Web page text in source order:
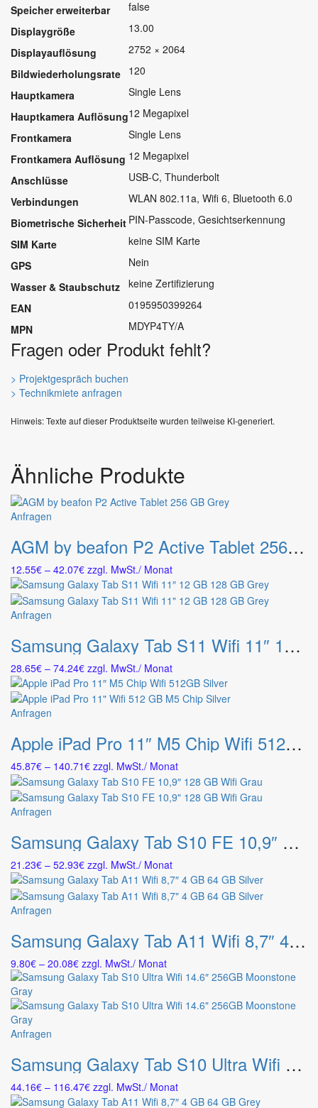
Speicher erweiterbar
false
Displaygröße
13.00
Displayauflösung
2752 × 2064
Bildwiederholungsrate 120
Hauptkamera
Single Lens
Hauptkamera Auflösung12 Megapixel
Frontkamera
Single Lens
Frontkamera Auflösung 12 Megapixel
Anschlüsse
USB-C, Thunderbolt
Verbindungen
WLAN 802.11a, Wifi 6, Bluetooth 6.0
Biometrische Sicherheit PIN-Passcode, Gesichtserkennung
SIM Karte
keine SIM Karte
GPS
Nein
Wasser & Staubschutz keine Zertifizierung
EAN
0195950399264
MPN
MDYP4TY/A
Fragen oder Produkt fehlt?
> Projektgespräch buchen
> Technikmiete anfragen
Hinweis: Texte auf dieser Produktseite wurden teilweise KI-generiert.
Ähnliche Produkte
Anfragen
weist
mehrere
Varianten
auf.
Die
auf
der
Produktseite
gewählt
werden
AGM by beafon P2 Active Tablet 256 GB Grey
12.55€ – 42.07€Preisspanne:
12.55€
bis
42.07€
zzgl. MwSt./ Monat
Anfragen
weist
mehrere
Varianten
auf.
Die
auf
Produktseite
gewählt
werden
Samsung Galaxy Tab S11 Wifi 11″ 12 GB 128 GB Grey
28.65€ – 74.24€Preisspanne:
28.65€
bis
74.24€
zzgl. MwSt./ Monat
Anfragen
weist
mehrere
Varianten
auf.
Die
auf
Produktseite
gewählt
werden
Apple iPad Pro 11″ M5 Chip Wifi 512GB Silver
45.87€ – 140.71€Preisspanne:
45.87€
bis
140.71€
zzgl. MwSt./ Monat
Anfragen
weist
mehrere
Varianten
auf.
Die
auf
der
Produktseite
gewählt
Samsung Galaxy Tab S10 FE 10,9″ 128 GB Wifi Grau
21.23€ – 52.93€Preisspanne:
21.23€
bis
52.93€
zzgl. MwSt./ Monat
Anfragen
weist
mehrere
Varianten
auf.
Optionen
Produktseite
werden
Samsung Galaxy Tab A11 Wifi 8,7″ 4 GB 64 GB Silver
9.80€ – 20.08€Preisspanne:
9.80€
20.08€
zzgl. MwSt./ Monat
Anfragen
weist
mehrere
Varianten
auf.
Samsung Galaxy Tab S10 Ultra Wifi 14.6″ 256GB Moonstone Gray
44.16€ – 116.47€Preisspanne:
44.16€
zzgl. MwSt./ Monat